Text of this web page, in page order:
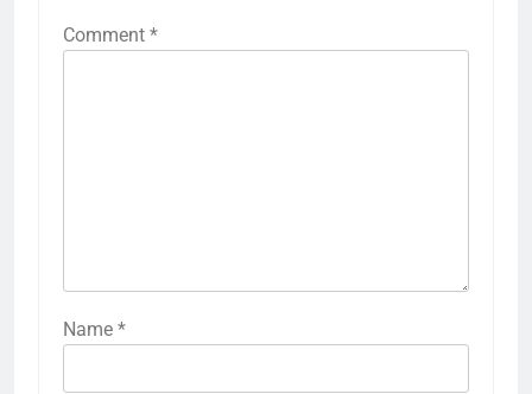
Comment *
Name *